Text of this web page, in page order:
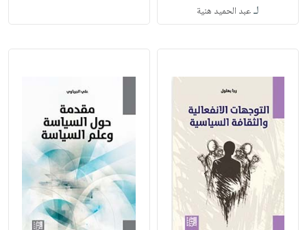
لـعبد الحميد هنية